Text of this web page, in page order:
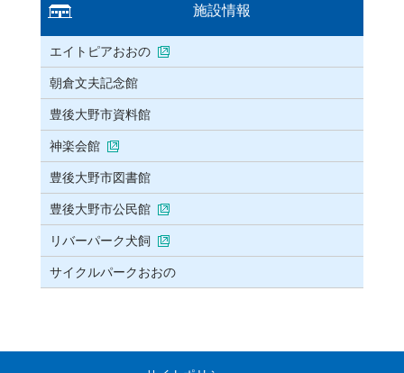
施設情報
エイトピアおおの
朝倉文夫記念館
豊後大野市資料館
神楽会館
豊後大野市図書館
豊後大野市公民館
リバーパーク犬飼
サイクルパークおおの